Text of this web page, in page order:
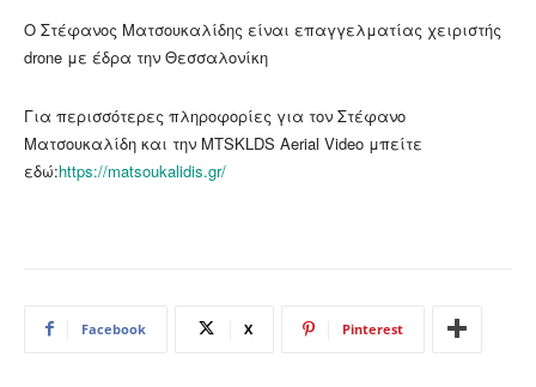
Ο Στέφανος Ματσουκαλίδης είναι επαγγελματίας χειριστής
drone με έδρα την Θεσσαλονίκη
Για περισσότερες πληροφορίες για τον Στέφανο
Ματσουκαλίδη και την MTSKLDS Aerial Video μπείτε
εδώ:https://matsoukalidis.gr/
Facebook X Pinterest